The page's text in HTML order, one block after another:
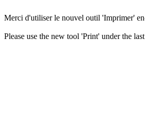
Merci d'utiliser le nouvel outil 'Imprimer'
Please use the new tool 'Print' under the